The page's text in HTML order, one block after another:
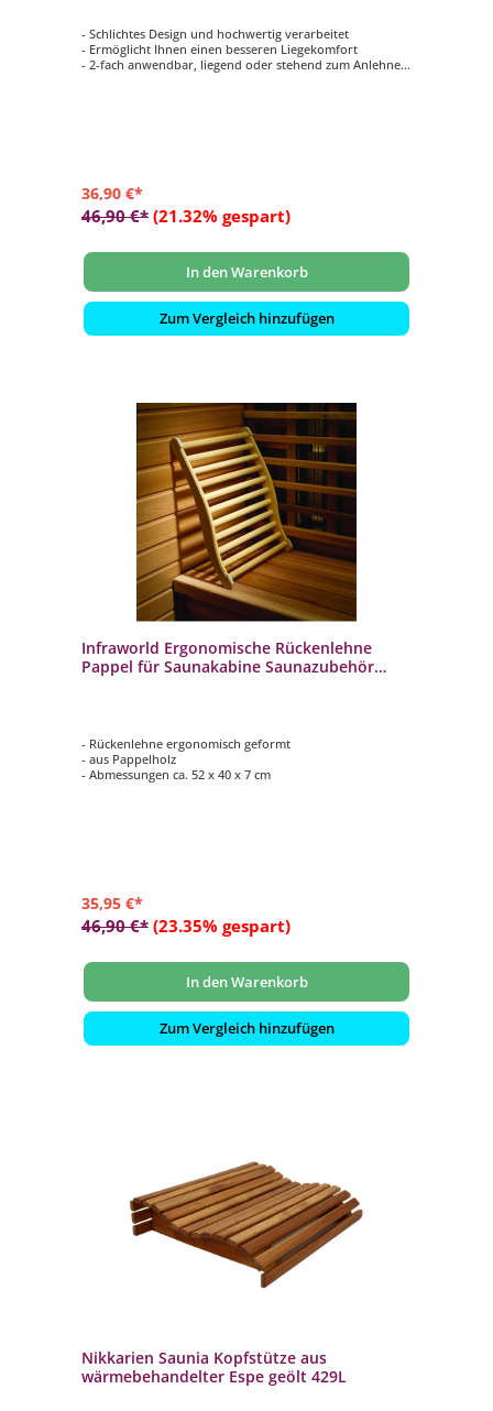
- Schlichtes Design und hochwertig verarbeitet
- Ermöglicht Ihnen einen besseren Liegekomfort
- 2-fach anwendbar, liegend oder stehend zum Anlehnen
36,90 €*
46,90 €* (21.32% gespart)
In den Warenkorb
Zum Vergleich hinzufügen
Infraworld Ergonomische Rückenlehne
Pappel für Saunakabine Saunazubehör
- Rückenlehne ergonomisch geformt
- aus Pappelholz
- Abmessungen ca. 52 x 40 x 7 cm
35,95 €*
46,90 €* (23.35% gespart)
In den Warenkorb
Zum Vergleich hinzufügen
Nikkarien Saunia Kopfstütze aus
wärmebehandelter Espe geölt 429L